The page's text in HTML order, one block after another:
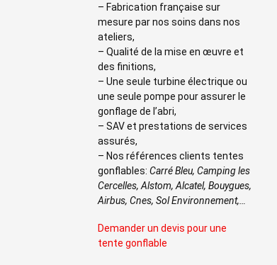
– Fabrication française sur
mesure par nos soins dans nos
ateliers,
– Qualité de la mise en œuvre et
des finitions,
– Une seule turbine électrique ou
une seule pompe pour assurer le
gonflage de l’abri,
– SAV et prestations de services
assurés,
– Nos références clients tentes
gonflables: Carré Bleu, Camping les
Cercelles, Alstom, Alcatel, Bouygues,
Airbus, Cnes, Sol Environnement,…
Demander un devis pour une
tente gonflable